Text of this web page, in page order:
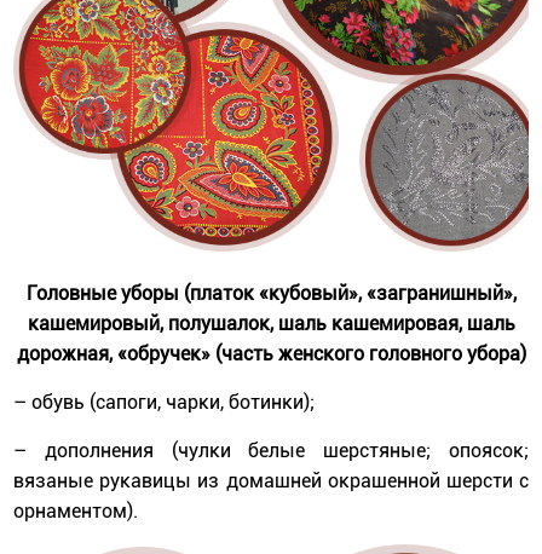
Головные уборы (платок «кубовый», «загранишный»,
кашемировый, полушалок, шаль кашемировая, шаль
дорожная, «обручек» (часть женского головного убора)
– обувь (сапоги, чарки, ботинки);
– дополнения (чулки белые шерстяные; опоясок;
вязаные рукавицы из домашней окрашенной шерсти с
орнаментом).